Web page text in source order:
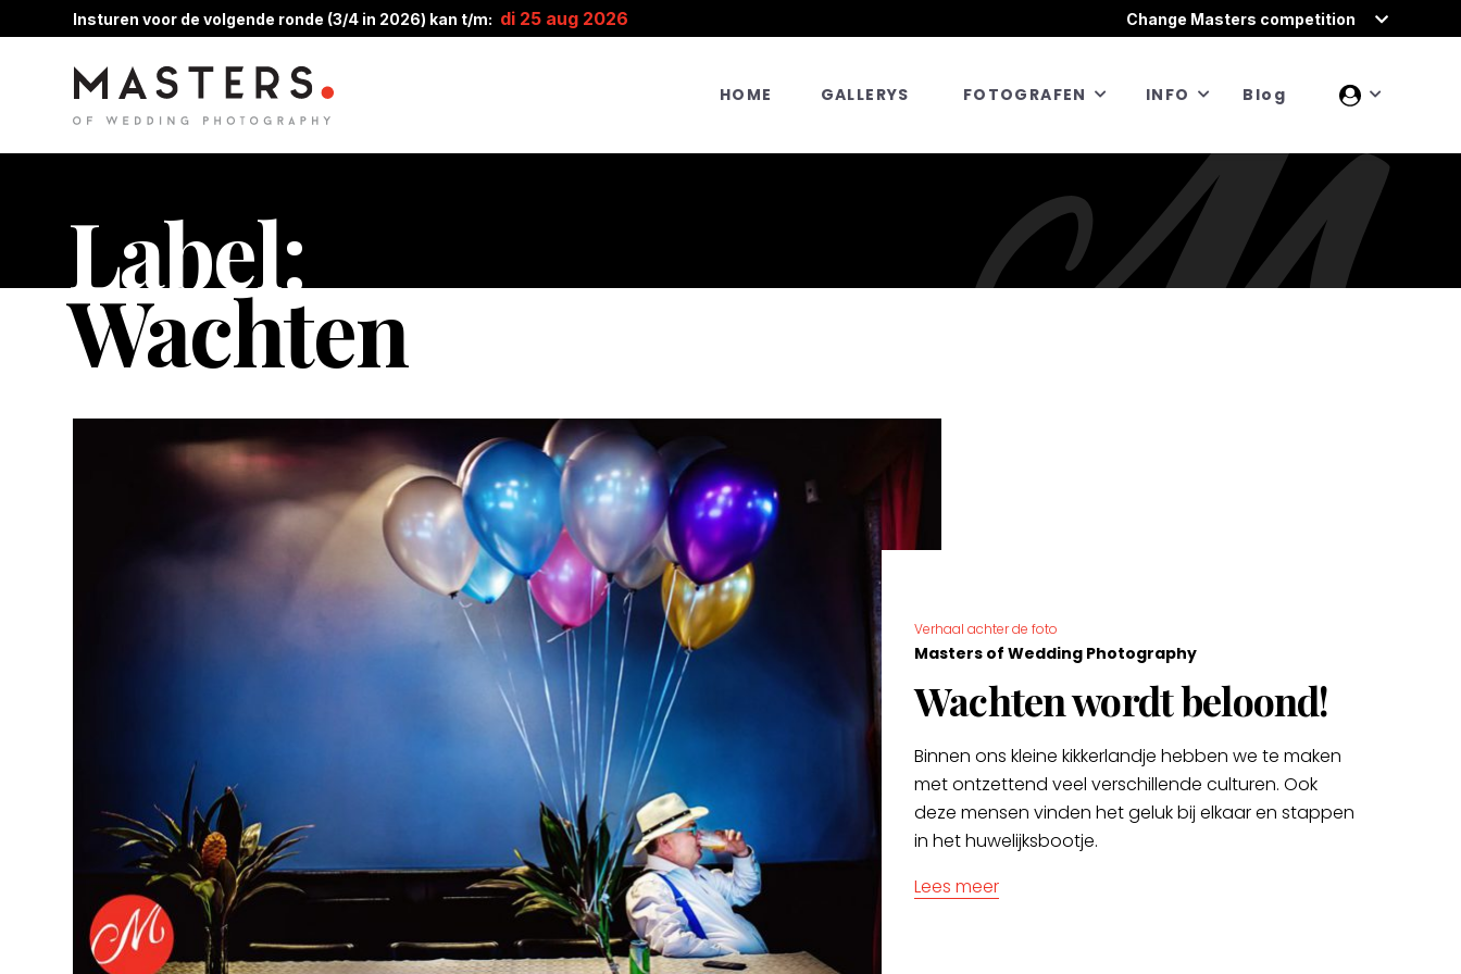
Insturen voor de volgende ronde (3/4 in 2026) kan t/m: di 25 aug 2026 Change Masters competition
HOME GALLERYS FOTOGRAFEN INFO Blog
Label:
Wachten
Verhaal achter de foto
Masters of Wedding Photography
Wachten wordt beloond!
Binnen ons kleine kikkerlandje hebben we te maken
met ontzettend veel verschillende culturen. Ook
deze mensen vinden het geluk bij elkaar en stappen
in het huwelijksbootje.
Lees meer